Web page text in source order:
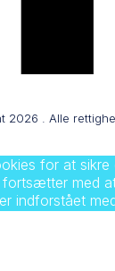
2026 . Alle
for at sikre
med
indforstået